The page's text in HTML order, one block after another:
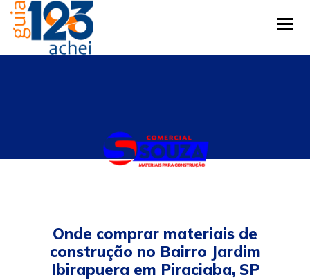
Onde comprar materiais de
construção no Bairro Jardim
Ibirapuera em Piraciaba, SP